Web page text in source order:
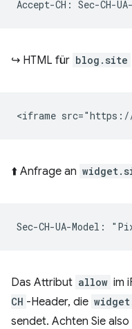
↪️ HTML für blog.site
⬆️ Anfrage an
Das Attribut allow im
CH -Header, die
sendet. Achten Sie